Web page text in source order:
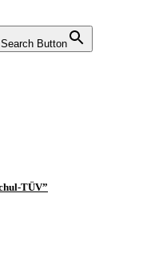
Search Button
TÜV”